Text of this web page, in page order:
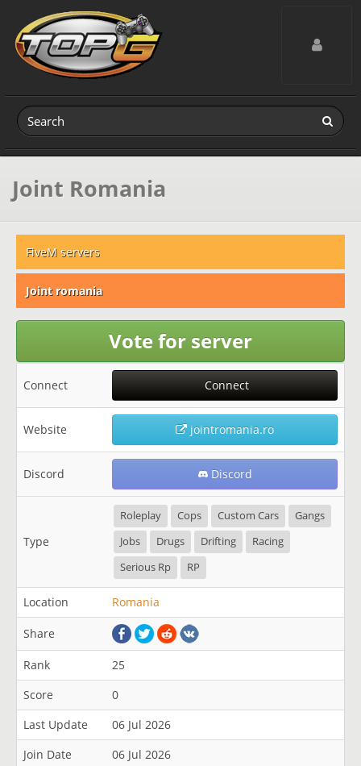
Toggle
Joint Romania
FiveM servers
Joint romania
Vote for server
Connect Connect
Website jointromania.ro
Discord Discord
Type
Roleplay Cops Custom Cars
Gangs
Jobs
Drugs Drifting
Racing
Serious Rp
RP
Location Romania
Share
Rank
25
Score
0
Last Update
06 Jul 2026
Join Date
06 Jul 2026